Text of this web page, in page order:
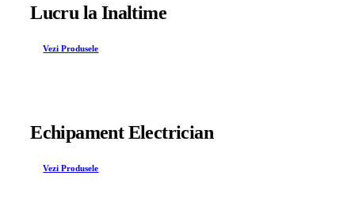
Lucru la Inaltime
Vezi Produsele
Echipament Electrician
Vezi Produsele